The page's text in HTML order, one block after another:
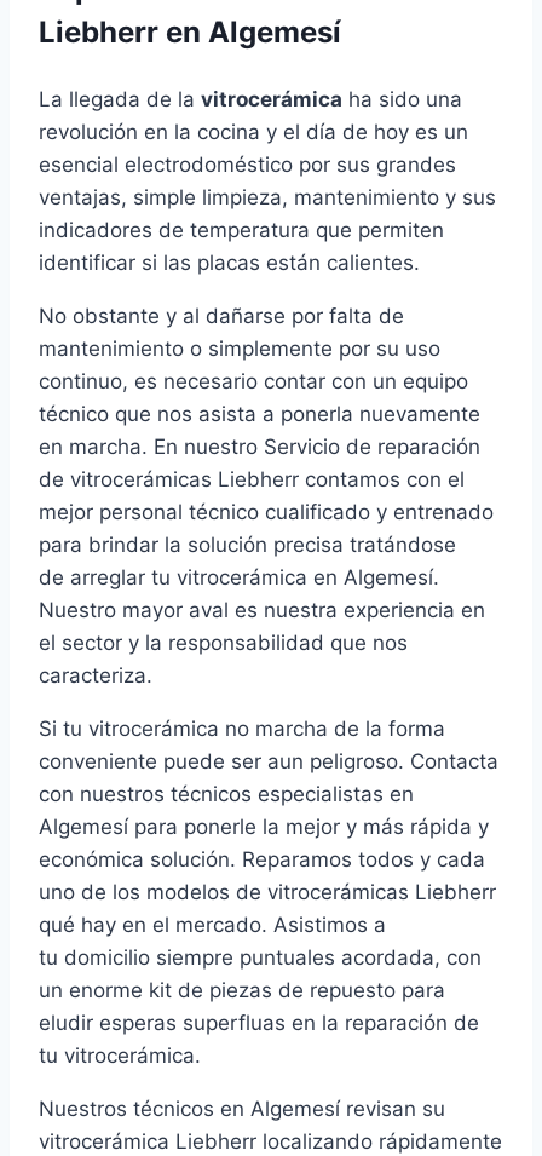
Liebherr en Algemesí
La llegada de la vitrocerámica ha sido una
revolución en la cocina y el día de hoy es un
esencial electrodoméstico por sus grandes
ventajas, simple limpieza, mantenimiento y sus
indicadores de temperatura que permiten
identificar si las placas están calientes.
No obstante y al dañarse por falta de
mantenimiento o simplemente por su uso
continuo, es necesario contar con un equipo
técnico que nos asista a ponerla nuevamente
en marcha. En nuestro Servicio de reparación
de vitrocerámicas Liebherr contamos con el
mejor personal técnico cualificado y entrenado
para brindar la solución precisa tratándose
de arreglar tu vitrocerámica en Algemesí.
Nuestro mayor aval es nuestra experiencia en
el sector y la responsabilidad que nos
caracteriza.
Si tu vitrocerámica no marcha de la forma
conveniente puede ser aun peligroso. Contacta
con nuestros técnicos especialistas en
Algemesí para ponerle la mejor y más rápida y
económica solución. Reparamos todos y cada
uno de los modelos de vitrocerámicas Liebherr
qué hay en el mercado. Asistimos a
tu domicilio siempre puntuales acordada, con
un enorme kit de piezas de repuesto para
eludir esperas superfluas en la reparación de
tu vitrocerámica.
Nuestros técnicos en Algemesí revisan su
vitrocerámica Liebherr localizando rápidamente